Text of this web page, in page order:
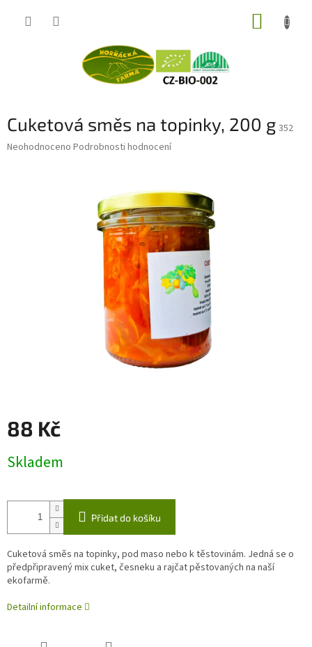
Cuketová směs na topinky, 200 g 352
Průměrné
Neohodnoceno Podrobnosti hodnocení
88 Kč
cena:
Skladem
Přidat do košíku
Cuketová směs na topinky, pod maso nebo k těstovinám. Jedná se o
předpřipravený mix cuket, česneku a rajčat pěstovaných na naší
ekofarmě.
Detailní informace